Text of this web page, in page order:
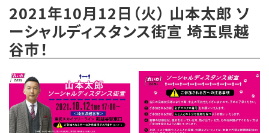
2021年10月12日（火） 山本太郎 ソ
ーシャルディスタンス街宣 埼玉県越
谷市！